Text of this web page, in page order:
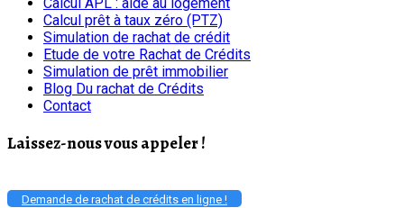
Calcul APL : aide au logement
Calcul prêt à taux zéro (PTZ)
Simulation de rachat de crédit
Etude de votre Rachat de Crédits
Simulation de prêt immobilier
Blog Du rachat de Crédits
Contact
Laissez-nous vous appeler !
Demande de rachat de crédits en ligne !